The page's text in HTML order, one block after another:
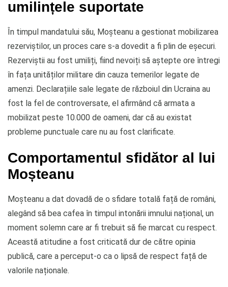
umilințele suportate
În timpul mandatului său, Moșteanu a gestionat mobilizarea
rezerviștilor, un proces care s-a dovedit a fi plin de eșecuri.
Rezerviștii au fost umiliți, fiind nevoiți să aștepte ore întregi
în fața unităților militare din cauza temerilor legate de
amenzi. Declarațiile sale legate de războiul din Ucraina au
fost la fel de controversate, el afirmând că armata a
mobilizat peste 10.000 de oameni, dar că au existat
probleme punctuale care nu au fost clarificate.
Comportamentul sfidător al lui
Moșteanu
Moșteanu a dat dovadă de o sfidare totală față de români,
alegând să bea cafea în timpul intonării imnului național, un
moment solemn care ar fi trebuit să fie marcat cu respect.
Această atitudine a fost criticată dur de către opinia
publică, care a perceput-o ca o lipsă de respect față de
valorile naționale.